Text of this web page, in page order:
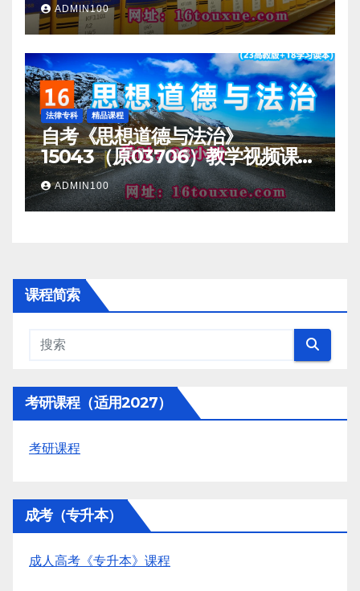
ADMIN100
法律专科 精品课程
自考《思想道德与法治》
15043（原03706）教学视频课程
一路偷学网
ADMIN100
课程简索
考研课程（适用2027）
考研课程
成考（专升本）
成人高考《专升本》课程